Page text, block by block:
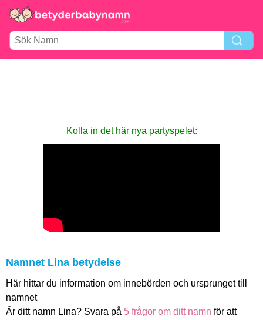
Kolla in det här nya party­spelet:
Namnet Lina betydelse
Här hittar du information om innebörden och ursprunget till
namnet
Är ditt namn Lina? Svara på 5 frågor om ditt namn för att